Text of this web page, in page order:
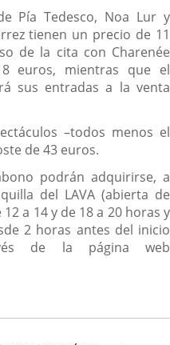
Pía Tedesco, Noa Lur y
tienen un precio de 11
de la cita con Charenée
euros, mientras que el
sus entradas a la venta
–todos menos el
de 43 euros.
podrán adquirirse, a
del LAVA (abierta de
a 14 y de 18 a 20 horas y
2 horas antes del inicio
de la página web